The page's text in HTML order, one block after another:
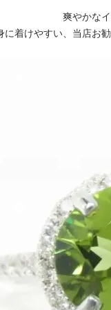
爽やかな
に着けやすい、当店お